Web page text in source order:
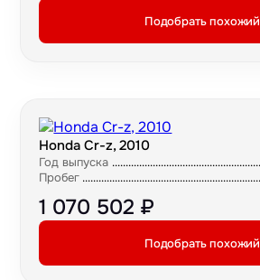
Подобрать похожий
Honda Cr-z, 2010
Год выпуска
Пробег
1 070 502 ₽
Подобрать похожий